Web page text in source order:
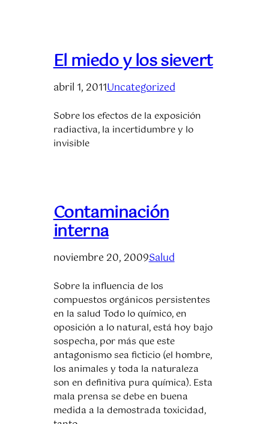
El miedo y los sievert
abril 1, 2011Uncategorized
Sobre los efectos de la exposición
radiactiva, la incertidumbre y lo
invisible
Contaminación
interna
noviembre 20, 2009Salud
Sobre la influencia de los
compuestos orgánicos persistentes
en la salud Todo lo químico, en
oposición a lo natural, está hoy bajo
sospecha, por más que este
antagonismo sea ficticio (el hombre,
los animales y toda la naturaleza
son en definitiva pura química). Esta
mala prensa se debe en buena
medida a la demostrada toxicidad,